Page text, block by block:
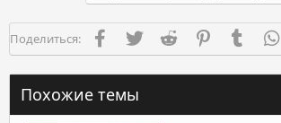
Поделиться: FacebookTwitter Reddit PinterestTumblr
Похожие темы